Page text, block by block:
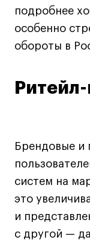
Стоимость
Иностранным
График
Центр карьеры
Живые
Конкурсы
Участие в
Летние
подробнее
особенно
обороты в
Брендовые и
систем на
это
и
с другой —